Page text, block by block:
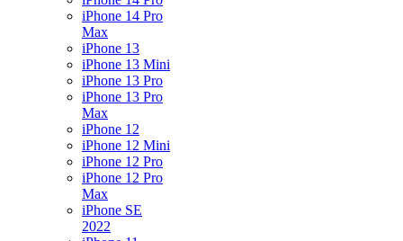
iPhone 14 Pro
Max
iPhone 13
iPhone 13 Mini
iPhone 13 Pro
iPhone 13 Pro
Max
iPhone 12
iPhone 12 Mini
iPhone 12 Pro
iPhone 12 Pro
Max
iPhone SE
2022